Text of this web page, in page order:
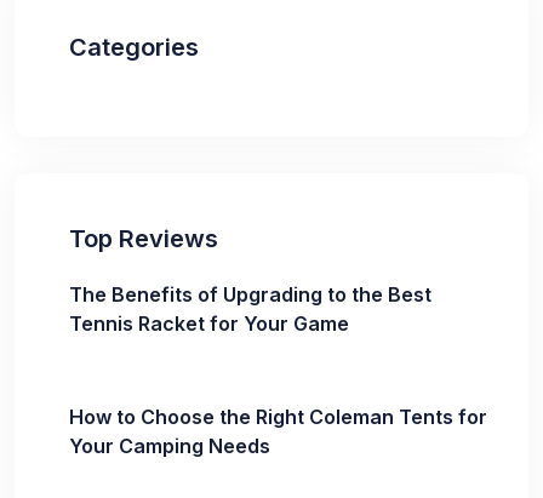
Categories
Top Reviews
The Benefits of Upgrading to the Best
Tennis Racket for Your Game
How to Choose the Right Coleman Tents for
Your Camping Needs